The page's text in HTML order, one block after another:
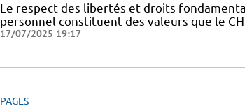
Le respect des libertés et droits
personnel constituent des valeurs que le
17/07/2025 19:17
PAGES